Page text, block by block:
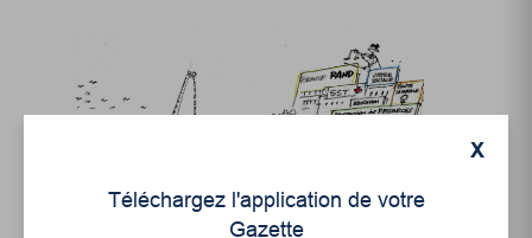
Protéger les acquis des
X
Téléchargez l'application de votre
Gazette